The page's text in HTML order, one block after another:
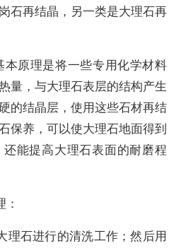
石再结晶，另一类是大理石再
原理是将一些专用化学材料
量，与大理石表层的结构产生
的结晶层，使用这些石材再结
保养，可以使大理石地面得到
能提高大理石表面的耐磨程
理石进行的清洗工作；然后用